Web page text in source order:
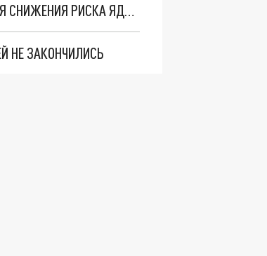
США ПРОВОДИЛИ КОНФИДЕНЦИАЛЬНЫЕ ПЕРЕГОВОРЫ С МОСКВОЙ ДЛЯ СНИЖЕНИЯ РИСКА ЯДЕРНОГО КОНФЛИКТА
НЕ ЗАКОНЧИЛИСЬ